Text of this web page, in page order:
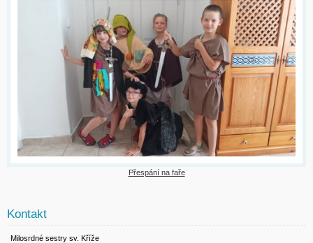
Přespání na faře
Kontakt
Milosrdné sestry sv. Kříže